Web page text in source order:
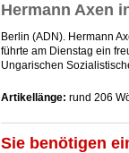
Hermann Axen
Berlin (ADN). Hermann
führte am Dienstag ein
Ungarischen
Artikellänge: rund 206
Sie benötigen